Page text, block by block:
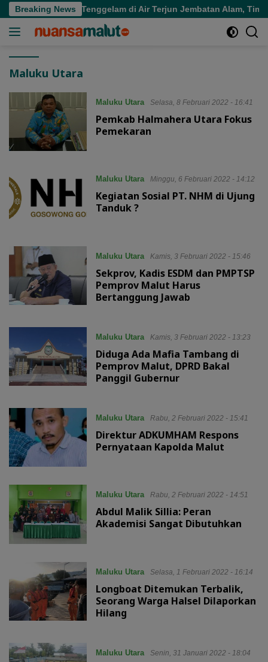
Langsung
ke
Breaking News
Utara Tenggelam di Air Terjun Jembatan Alam, Tim
Maluku Utara
Maluku Utara Selasa, 8 Februari 2022 - 16:41
Pemkab Halmahera Utara Fokus
Pemekaran
Maluku Utara Minggu, 6 Februari 2022 - 14:12
Kegiatan Sosial PT. NHM di Ujung
Tanduk ?
Maluku Utara Kamis, 3 Februari 2022 - 15:46
Sekprov, Kadis ESDM dan PMPTSP
Pemprov Malut Harus
Bertanggung Jawab
Maluku Utara Kamis, 3 Februari 2022 - 13:23
Diduga Ada Mafia Tambang di
Pemprov Malut, DPRD Bakal
Panggil Gubernur
Maluku Utara Rabu, 2 Februari 2022 - 15:41
Direktur ADKUMHAM Respons
Pernyataan Kapolda Malut
Maluku Utara Rabu, 2 Februari 2022 - 14:51
Abdul Malik Sillia: Peran
Akademisi Sangat Dibutuhkan
Maluku Utara Selasa, 1 Februari 2022 - 16:14
Longboat Ditemukan Terbalik,
Seorang Warga Halsel Dilaporkan
Hilang
Maluku Utara Senin, 31 Januari 2022 - 18:04